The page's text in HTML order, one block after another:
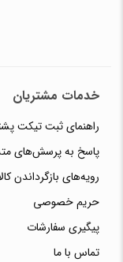
خدمات مشتریان
راهنمای ثبت تیکت
پاسخ به پرسش‌های
رویه‌های بازگرداندن
حریم خصوصی
پیگیری سفارشات
تماس با ما